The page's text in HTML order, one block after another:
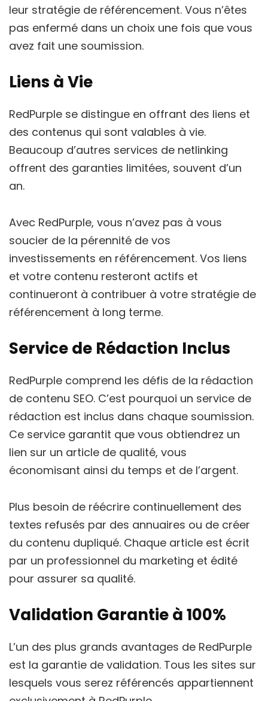
leur stratégie de référencement. Vous n’êtes
pas enfermé dans un choix une fois que vous
avez fait une soumission.
Liens à Vie
RedPurple se distingue en offrant des liens et
des contenus qui sont valables à vie.
Beaucoup d’autres services de netlinking
offrent des garanties limitées, souvent d’un
an.
Avec RedPurple, vous n’avez pas à vous
soucier de la pérennité de vos
investissements en référencement. Vos liens
et votre contenu resteront actifs et
continueront à contribuer à votre stratégie de
référencement à long terme.
Service de Rédaction Inclus
RedPurple comprend les défis de la rédaction
de contenu SEO. C’est pourquoi un service de
rédaction est inclus dans chaque soumission.
Ce service garantit que vous obtiendrez un
lien sur un article de qualité, vous
économisant ainsi du temps et de l’argent.
Plus besoin de réécrire continuellement des
textes refusés par des annuaires ou de créer
du contenu dupliqué. Chaque article est écrit
par un professionnel du marketing et édité
pour assurer sa qualité.
Validation Garantie à 100%
L’un des plus grands avantages de RedPurple
est la garantie de validation. Tous les sites sur
lesquels vous serez référencés appartiennent